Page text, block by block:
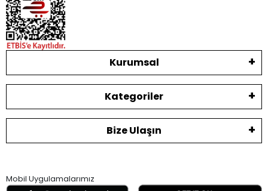
Kurumsal
Kategoriler
Bize Ulaşın
Mobil Uygulamalarımız